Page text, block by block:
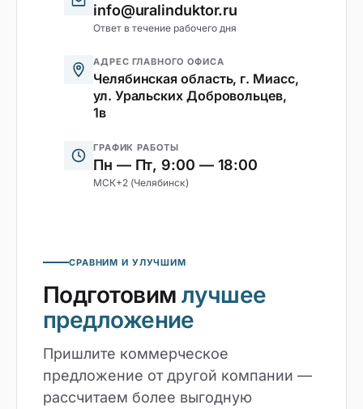
info@uralinduktor.ru
Ответ в течение рабочего дня
АДРЕС ГЛАВНОГО ОФИСА
Челябинская область, г. Миасс,
ул. Уральских Добровольцев,
1в
ГРАФИК РАБОТЫ
Пн — Пт, 9:00 — 18:00
МСК+2 (Челябинск)
СРАВНИМ И УЛУЧШИМ
Подготовим лучшее
предложение
Пришлите коммерческое
предложение от другой компании —
рассчитаем более выгодную